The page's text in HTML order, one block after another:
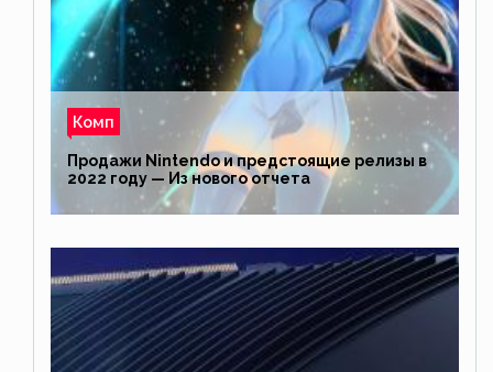
Комп
Продажи Nintendo и предстоящие релизы в
2022 году — Из нового отчета